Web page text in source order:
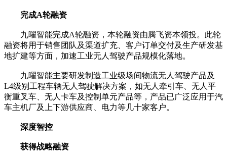
完成A轮融资
九曜智能完成A轮融资，本轮融资由腾飞资本领投。此轮
融资将用于销售团队及渠道扩充、客户订单交付及生产研发基
地扩建等方面，加速工业无人驾驶产品规模化落地。
九曜智能主要研发制造工业级场间物流无人驾驶产品及
L4级别工程车辆无人驾驶解决方案，如无人牵引车、无人平
衡重叉车、无人卡车及控制单元产品等，产品已广泛应用于汽
车主机厂及上下游供应商、电力等几十家客户。
深度智控
获得战略融资